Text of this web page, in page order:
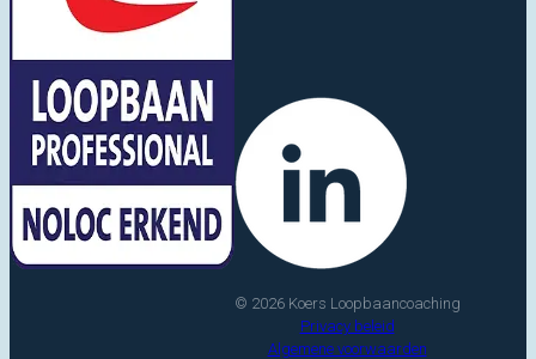
© 2026 Koers Loopbaancoaching
Privacy beleid
Algemene voorwaarden